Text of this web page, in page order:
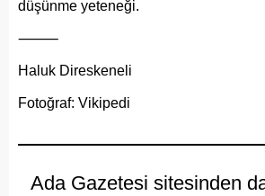
düşünme yeteneği.
⸻
Haluk Direskeneli
Fotoğraf: Vikipedi
Ada Gazetesi sitesinden